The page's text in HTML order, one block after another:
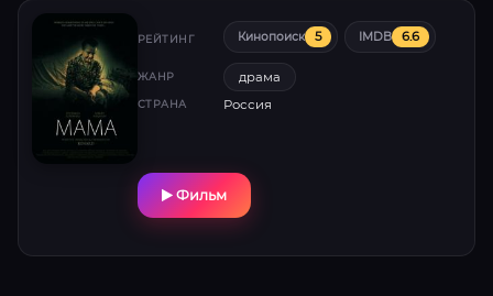
РЕЙТИНГ Кинопоиск 5 IMDB 6.6
ЖАНР драма
СТРАНА Россия
Фильм